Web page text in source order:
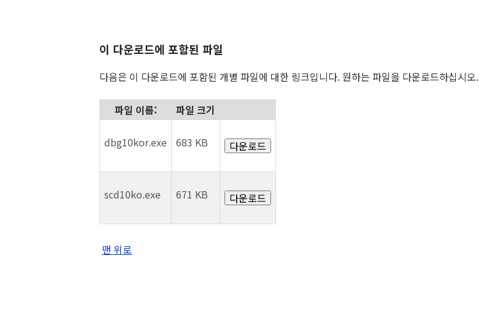
이 다운로드에 포함된 파일
다음은 이 다운로드에 포함된 개별 파일에 대한 링크입니다. 원하는 파일을 다운로드하십시오.
파일 이름: 파일 크기
dbg10kor.exe 683 KB 다운로드
scd10ko.exe 671 KB 다운로드
맨 위로